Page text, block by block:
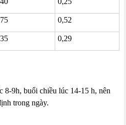
0,52
0,29
8-9h, buổi chiều lúc 14-15 h, nên
trong ngày.